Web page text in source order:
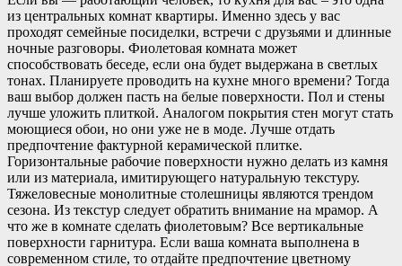
из центральных комнат квартиры. Именно здесь у вас
проходят семейные посиделки, встречи с друзьями и длинные
ночные разговоры. Фиолетовая комната может
способствовать беседе, если она будет выдержана в светлых
тонах. Планируете проводить на кухне много времени? Тогда
ваш выбор должен пасть на белые поверхности. Пол и стены
лучше уложить плиткой. Аналогом покрытия стен могут стать
моющиеся обои, но они уже не в моде. Лучше отдать
предпочтение фактурной керамической плитке.
Горизонтальные рабочие поверхности нужно делать из камня
или из материала, имитирующего натуральную текстуру.
Тяжеловесные монолитные столешницы являются трендом
сезона. Из текстур следует обратить внимание на мрамор. А
что же в комнате сделать фиолетовым? Все вертикальные
поверхности гарнитура. Если ваша комната выполнена в
современном стиле, то отдайте предпочтение цветному